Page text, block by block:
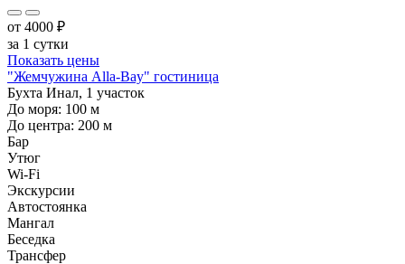
от 4000 ₽
за 1 сутки
Показать цены
"Жемчужина Alla-Bay" гостиница
Бухта Инал, 1 участок
До моря: 100 м
До центра: 200 м
Бар
Утюг
Wi-Fi
Экскурсии
Автостоянка
Мангал
Беседка
Трансфер